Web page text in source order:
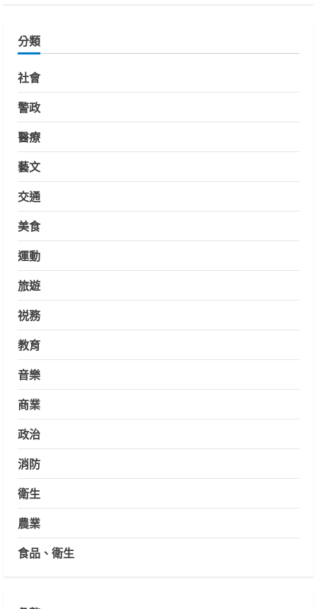
分類
社會
警政
醫療
藝文
交通
美食
運動
旅遊
祱務
教育
音樂
商業
政治
消防
衛生
農業
食品、衛生